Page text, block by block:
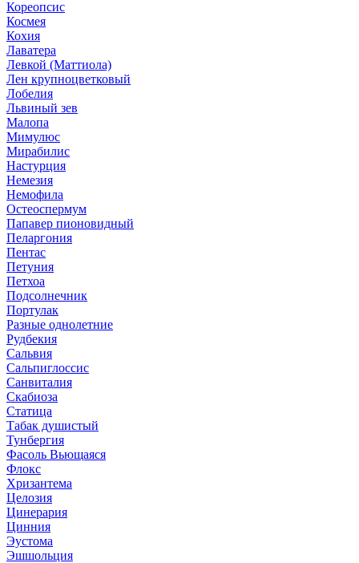
Кореопсис
Космея
Кохия
Лаватера
Левкой (Маттиола)
Лен крупноцветковый
Лобелия
Львиный зев
Малопа
Мимулюс
Мирабилис
Настурция
Немезия
Немофила
Остеоспермум
Папавер пионовидный
Пеларгония
Пентас
Петуния
Петхоа
Подсолнечник
Портулак
Разные однолетние
Рудбекия
Сальвия
Сальпиглоссис
Санвиталия
Скабиоза
Статица
Табак душистый
Тунбергия
Фасоль Вьющаяся
Флокс
Хризантема
Целозия
Цинерария
Цинния
Эустома
Эшшольция